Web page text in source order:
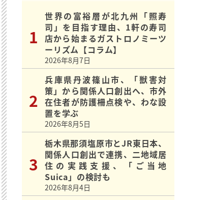
世界の富裕層が北九州「照寿
司」を目指す理由、1軒の寿司
店から始まるガストロノミーツ
ーリズム【コラム】
2026年8月7日
兵庫県丹波篠山市、「獣害対
策」から関係人口創出へ、市外
在住者が防護柵点検や、わな設
置を学ぶ
2026年8月5日
栃木県那須塩原市とJR東日本、
関係人口創出で連携、二地域居
住の実践支援、「ご当地
Suica」の検討も
2026年8月4日